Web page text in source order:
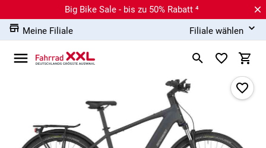
Big Bike Sale - bis zu 50% Rabatt ⁴
Meine Filiale
Filiale wählen